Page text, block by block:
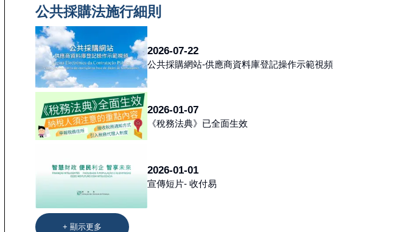
公共採購法施行細則
2026-07-22
公共採購網站-供應商資料庫登記操作示範視頻
2026-01-07
《稅務法典》已全面生效
2026-01-01
宣傳短片- 收付易
+ 顯示更多